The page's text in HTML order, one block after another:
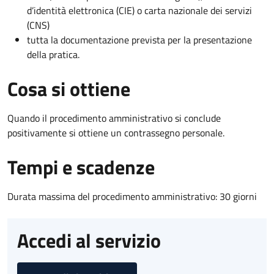
d’identità elettronica (CIE) o carta nazionale dei servizi
(CNS)
tutta la documentazione prevista per la presentazione
della pratica.
Cosa si ottiene
Quando il procedimento amministrativo si conclude
positivamente si ottiene un contrassegno personale.
Tempi e scadenze
Durata massima del procedimento amministrativo: 30 giorni
Accedi al servizio